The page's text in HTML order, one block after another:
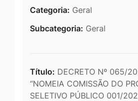
Categoria: Geral
Subcategoria: Geral
Título: DECRETO Nº 065/
“NOMEIA COMISSÃO DO
SELETIVO PÚBLICO 001/